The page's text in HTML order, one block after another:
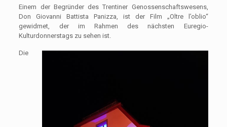
Einem der Begründer des Trentiner Genossenschaftswesens,
Don Giovanni Battista Panizza, ist der Film „Oltre l’oblio“
gewidmet, der im Rahmen des nächsten Euregio-
Kulturdonnerstags zu sehen ist.
Die